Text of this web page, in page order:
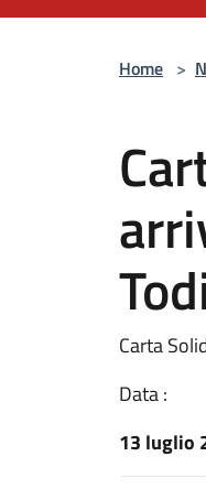
Home >
Carta
Data :
13 luglio